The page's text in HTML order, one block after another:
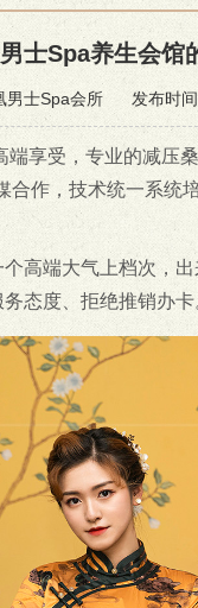
士Spa养生会馆
男士Spa会所 发布时
享受，专业的减压
合作，技术统一系统
高端大气上档次，
态度、拒绝推销办卡